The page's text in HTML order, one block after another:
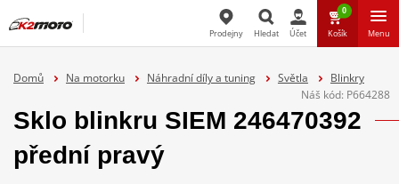
Hledat
Prodejny Hledat Účet
0
Košík Menu
Domů Na motorku Náhradní díly a tuning Světla
Blinkry
Náš kód: P664288
Sklo blinkru SIEM 246470392
přední pravý